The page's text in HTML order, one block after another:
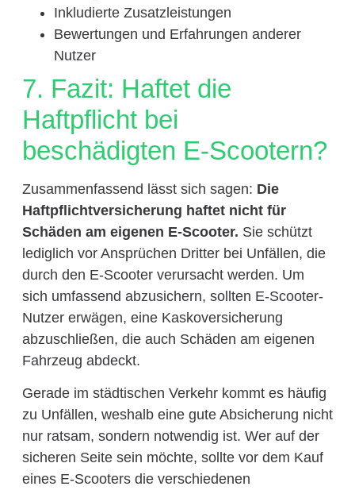
Inkludierte Zusatzleistungen
Bewertungen und Erfahrungen anderer
Nutzer
7. Fazit: Haftet die
Haftpflicht bei
beschädigten E-Scootern?
Zusammenfassend lässt sich sagen: Die
Haftpflichtversicherung haftet nicht für
Schäden am eigenen E-Scooter. Sie schützt
lediglich vor Ansprüchen Dritter bei Unfällen, die
durch den E-Scooter verursacht werden. Um
sich umfassend abzusichern, sollten E-Scooter-
Nutzer erwägen, eine Kaskoversicherung
abzuschließen, die auch Schäden am eigenen
Fahrzeug abdeckt.
Gerade im städtischen Verkehr kommt es häufig
zu Unfällen, weshalb eine gute Absicherung nicht
nur ratsam, sondern notwendig ist. Wer auf der
sicheren Seite sein möchte, sollte vor dem Kauf
eines E-Scooters die verschiedenen